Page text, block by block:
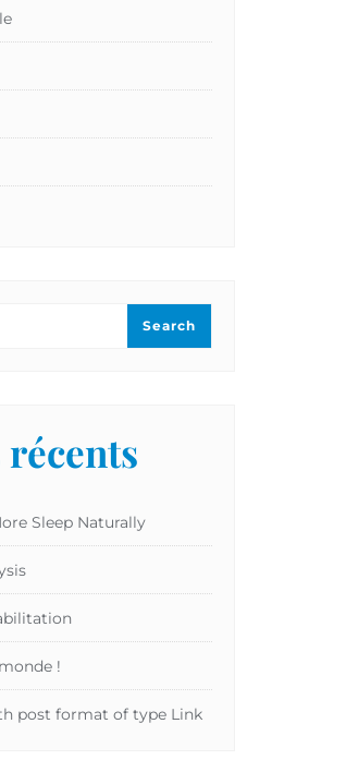
Sleep Naturally
!
post format of type Link